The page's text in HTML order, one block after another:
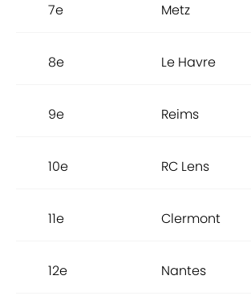
7e Metz
8e Le Havre
9e Reims
10e RC Lens
11e Clermont
12e Nantes